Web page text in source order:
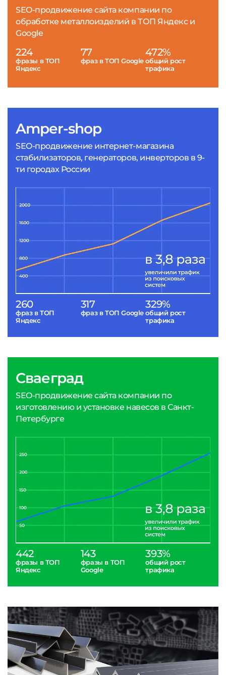
Amper-shop
SEO-продвижение интернет-магазина
стабилизаторов, генераторов, инверторов в 9-
ти городах России
260
фраз в ТОП
Яндекс
317
фраз в ТОП Google
329%
общий рост
трафика
SEO-продвижение сайта компании по
обработке металлоизделий в ТОП Яндекс и
Google
224
фразы в ТОП
Яндекс
77
фраз в ТОП Google
472%
общий рост
трафика
Сваеград
SEO-продвижение сайта компании по
изготовлению и установке навесов в Санкт-
Петербурге
442
фразы в ТОП
Яндекс
143
фразы в ТОП
Google
393%
общий рост
трафика